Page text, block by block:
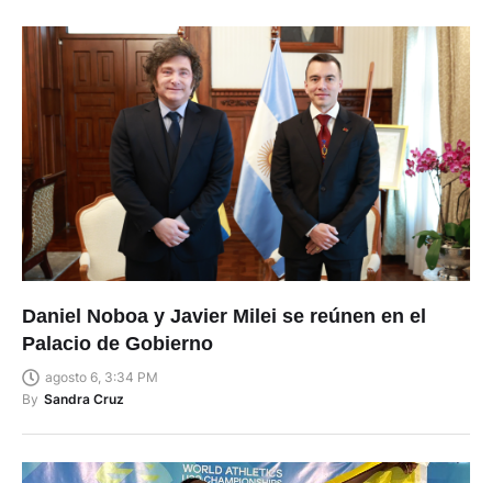
Daniel Noboa y Javier Milei se reúnen en el
Palacio de Gobierno
agosto 6, 3:34 PM
By Sandra Cruz